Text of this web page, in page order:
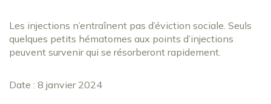
Les injections n’entraînent pas d’éviction sociale. Seuls
quelques petits hématomes aux points d’injections
peuvent survenir qui se résorberont rapidement.
Date : 8 janvier 2024